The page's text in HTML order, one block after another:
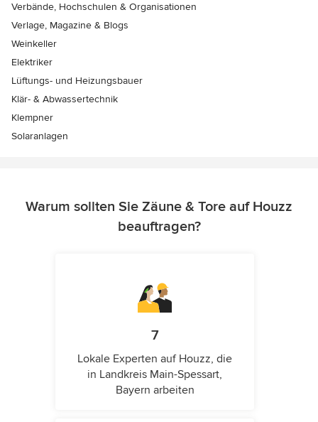
Verbände, Hochschulen & Organisationen
Verlage, Magazine & Blogs
Weinkeller
Elektriker
Lüftungs- und Heizungsbauer
Klär- & Abwassertechnik
Klempner
Solaranlagen
Warum sollten Sie Zäune & Tore auf Houzz
beauftragen?
7
Lokale Experten auf Houzz, die
in Landkreis Main-Spessart,
Bayern arbeiten